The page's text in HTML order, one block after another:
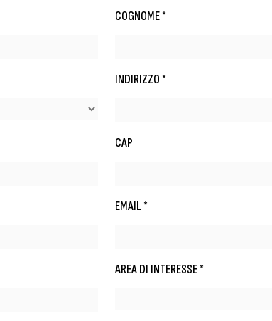
COGNOME *
INDIRIZZO *
CAP
EMAIL *
AREA DI INTERESSE *